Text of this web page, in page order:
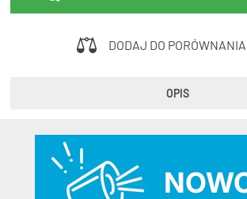
Sprawdź teraz >>>
KryptoFlex Key
DODAJ DO PORÓWNANIA
OPIS